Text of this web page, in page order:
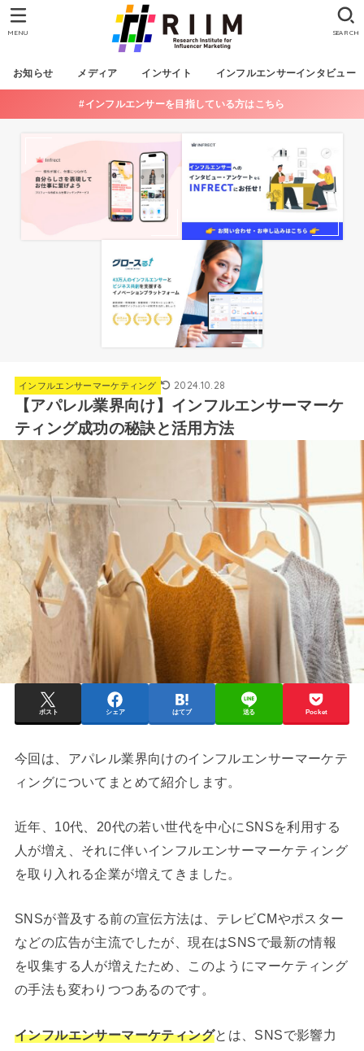
お知らせ メディア インサイト インフルエンサーインタビュー
SEARCH
MENU
#インフルエンサーを目指している方はこちら
インフルエンサーマーケティング 2024.10.28
【アパレル業界向け】インフルエンサーマーケ
ティング成功の秘訣と活用方法
ポスト シェア はてブ 送る Pocket
今回は、アパレル業界向けのインフルエンサーマーケテ
ィングについてまとめて紹介します。
近年、10代、20代の若い世代を中心にSNSを利用する
人が増え、それに伴いインフルエンサーマーケティング
を取り入れる企業が増えてきました。
SNSが普及する前の宣伝方法は、テレビCMやポスター
などの広告が主流でしたが、現在はSNSで最新の情報
を収集する人が増えたため、このようにマーケティング
の手法も変わりつつあるのです。
インフルエンサーマーケティングとは、SNSで影響力